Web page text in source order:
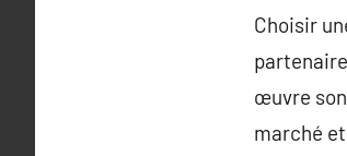
Choisir
œuvre
marché